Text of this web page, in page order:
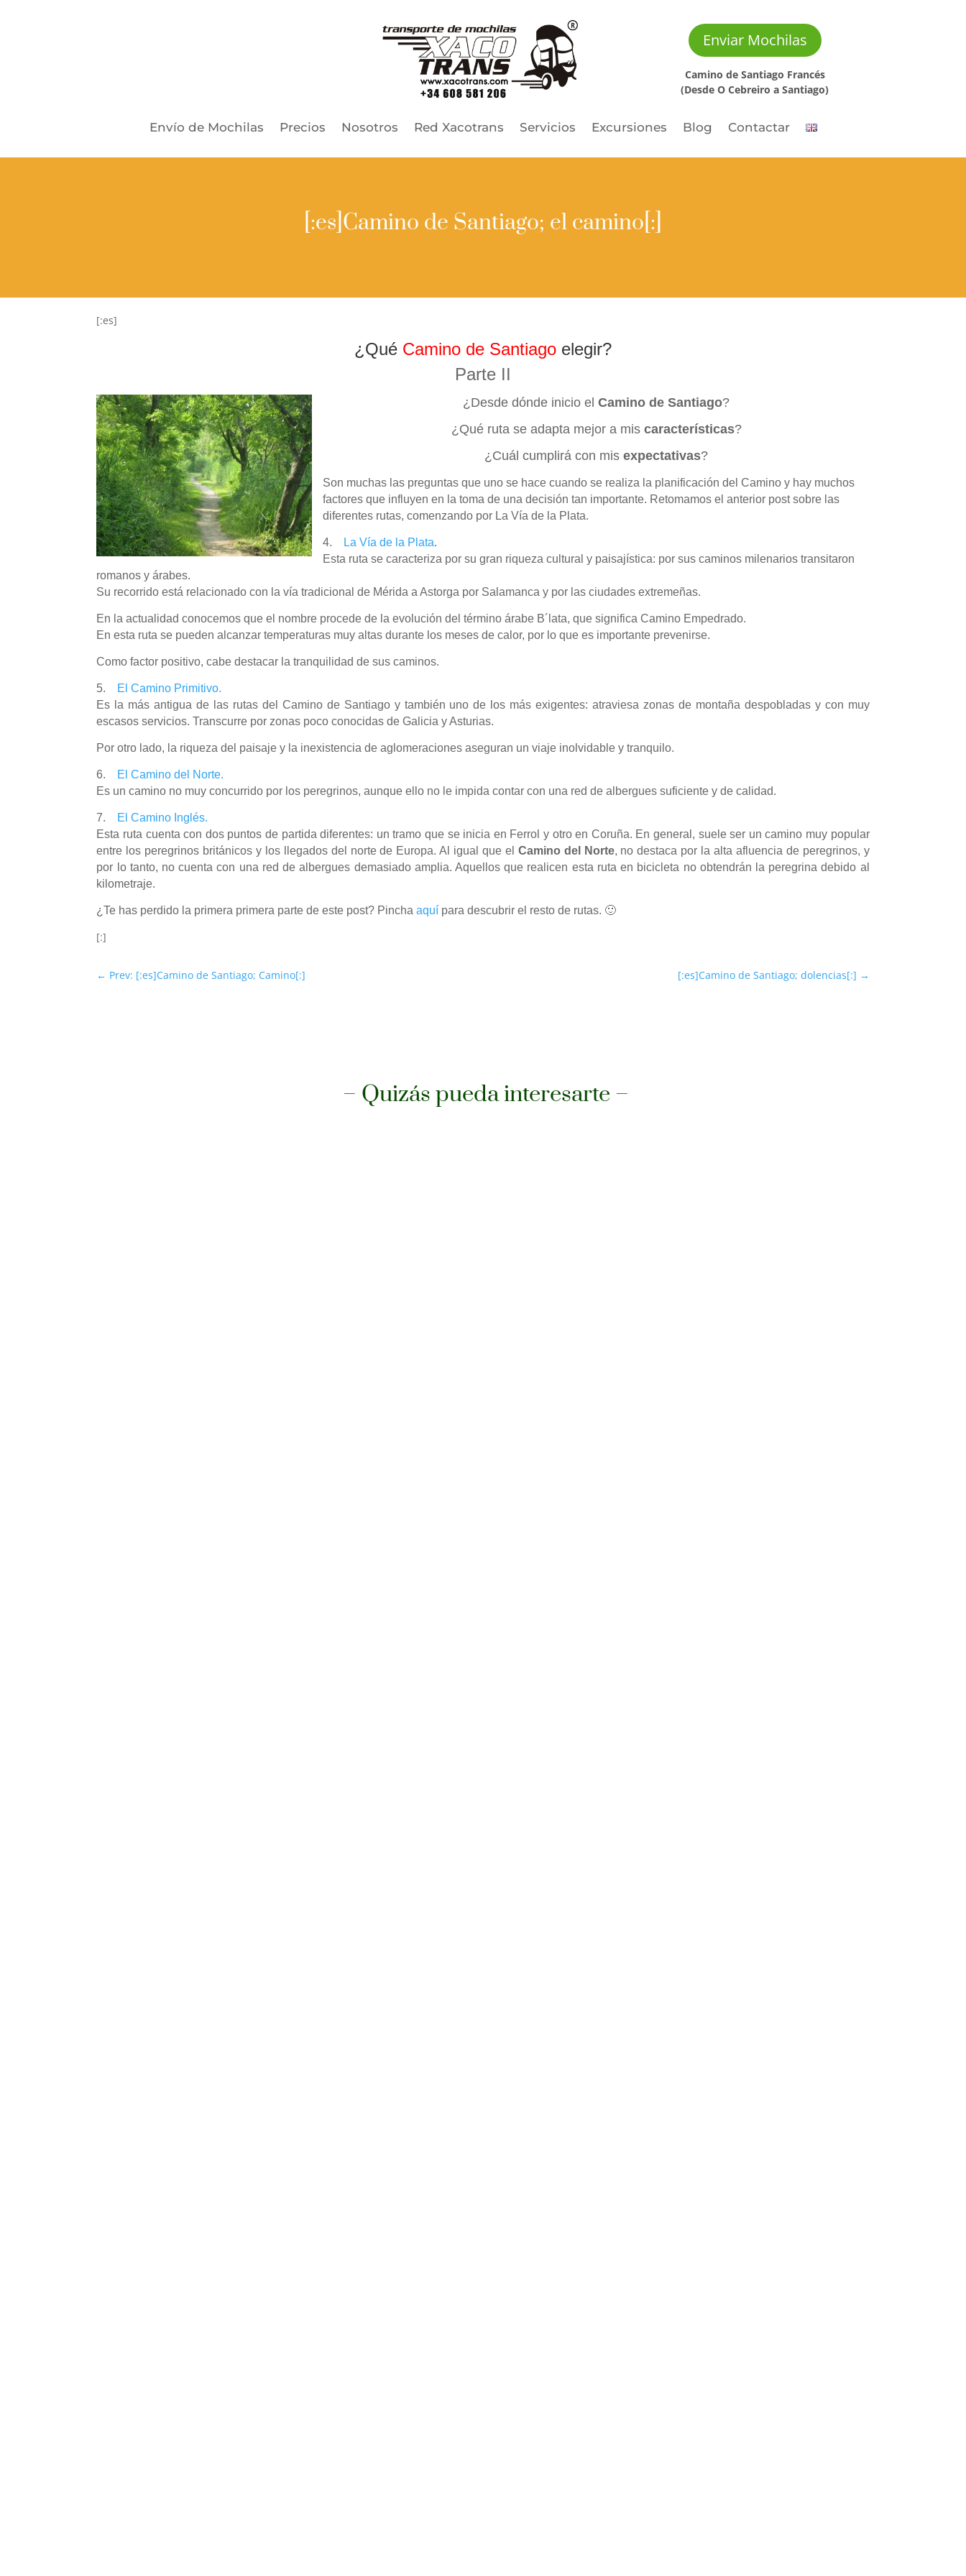
Enviar Mochilas
Camino de Santiago Francés
(Desde O Cebreiro a Santiago)
Envío de Mochilas Precios Nosotros Red Xacotrans Servicios Excursiones Blog Contactar
[:es]Camino de Santiago; el camino[:]
[:es]
¿Qué Camino de Santiago elegir?
Parte II
¿Desde dónde inicio el Camino de Santiago?
¿Qué ruta se adapta mejor a mis características?
¿Cuál cumplirá con mis expectativas?
Son muchas las preguntas que uno se hace cuando se realiza la planificación del Camino y hay muchos
factores que influyen en la toma de una decisión tan importante. Retomamos el anterior post sobre las
diferentes rutas, comenzando por La Vía de la Plata.
4. La Vía de la Plata.
Esta ruta se caracteriza por su gran riqueza cultural y paisajística: por sus caminos milenarios transitaron
romanos y árabes.
Su recorrido está relacionado con la vía tradicional de Mérida a Astorga por Salamanca y por las ciudades extremeñas.
En la actualidad conocemos que el nombre procede de la evolución del término árabe B´lata, que significa Camino Empedrado.
En esta ruta se pueden alcanzar temperaturas muy altas durante los meses de calor, por lo que es importante prevenirse.
Como factor positivo, cabe destacar la tranquilidad de sus caminos.
5. El Camino Primitivo.
Es la más antigua de las rutas del Camino de Santiago y también uno de los más exigentes: atraviesa zonas de montaña despobladas y con muy
escasos servicios. Transcurre por zonas poco conocidas de Galicia y Asturias.
Por otro lado, la riqueza del paisaje y la inexistencia de aglomeraciones aseguran un viaje inolvidable y tranquilo.
6.
El Camino del Norte.
Es un camino no muy concurrido por los peregrinos, aunque ello no le impida contar con una red de albergues suficiente y de calidad.
7.
El Camino Inglés.
Esta ruta cuenta con dos puntos de partida diferentes: un tramo que se inicia en Ferrol y otro en Coruña. En general, suele ser un camino muy popular
entre los peregrinos británicos y los llegados del norte de Europa. Al igual que el Camino del Norte, no destaca por la alta afluencia de peregrinos, y
por lo tanto, no cuenta con una red de albergues demasiado amplia. Aquellos que realicen esta ruta en bicicleta no obtendrán la peregrina debido al
kilometraje.
¿Te has perdido la primera primera parte de este post? Pinchaaquí para descubrir el resto de rutas. 🙂
[:]
← Prev: [:es]Camino de Santiago; Camino[:] [:es]Camino de Santiago; dolencias[:] →
– Quizás pueda interesarte –